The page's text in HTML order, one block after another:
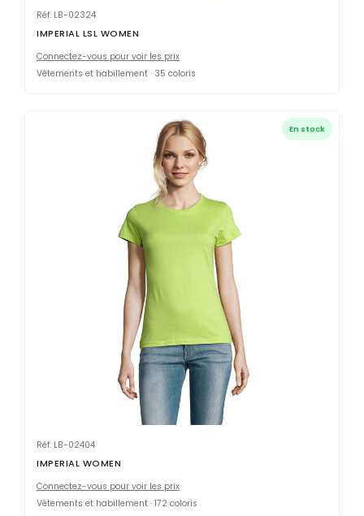
Réf. LB-02324
IMPERIAL LSL WOMEN
Connectez-vous pour voir les prix
Vêtements et habillement · 35 coloris
En stock
Réf. LB-02404
IMPERIAL WOMEN
Connectez-vous pour voir les prix
Vêtements et habillement · 172 coloris